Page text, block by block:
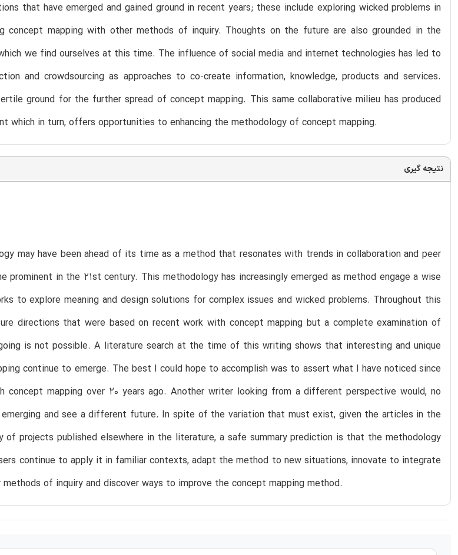
that have emerged and gained ground in recent years; these include exploring wicked problems in
concept mapping with other methods of inquiry. Thoughts on the future are also grounded in the
we find ourselves at this time. The influence of social media and internet technologies has led to
and crowdsourcing as approaches to co-create information, knowledge, products and services.
ground for the further spread of concept mapping. This same collaborative milieu has produced
which in turn, offers opportunities to enhancing the methodology of concept mapping.
نتیجه گیری
may have been ahead of its time as a method that resonates with trends in collaboration and peer
prominent in the 21st century. This methodology has increasingly emerged as method engage a wise
to explore meaning and design solutions for complex issues and wicked problems. Throughout this
directions that were based on recent work with concept mapping but a complete examination of
is not possible. A literature search at the time of this writing shows that interesting and unique
continue to emerge. The best I could hope to accomplish was to assert what I have noticed since
concept mapping over 20 years ago. Another writer looking from a different perspective would, no
and see a different future. In spite of the variation that must exist, given the articles in the
of projects published elsewhere in the literature, a safe summary prediction is that the methodology
continue to apply it in familiar contexts, adapt the method to new situations, innovate to integrate
of inquiry and discover ways to improve the concept mapping method.